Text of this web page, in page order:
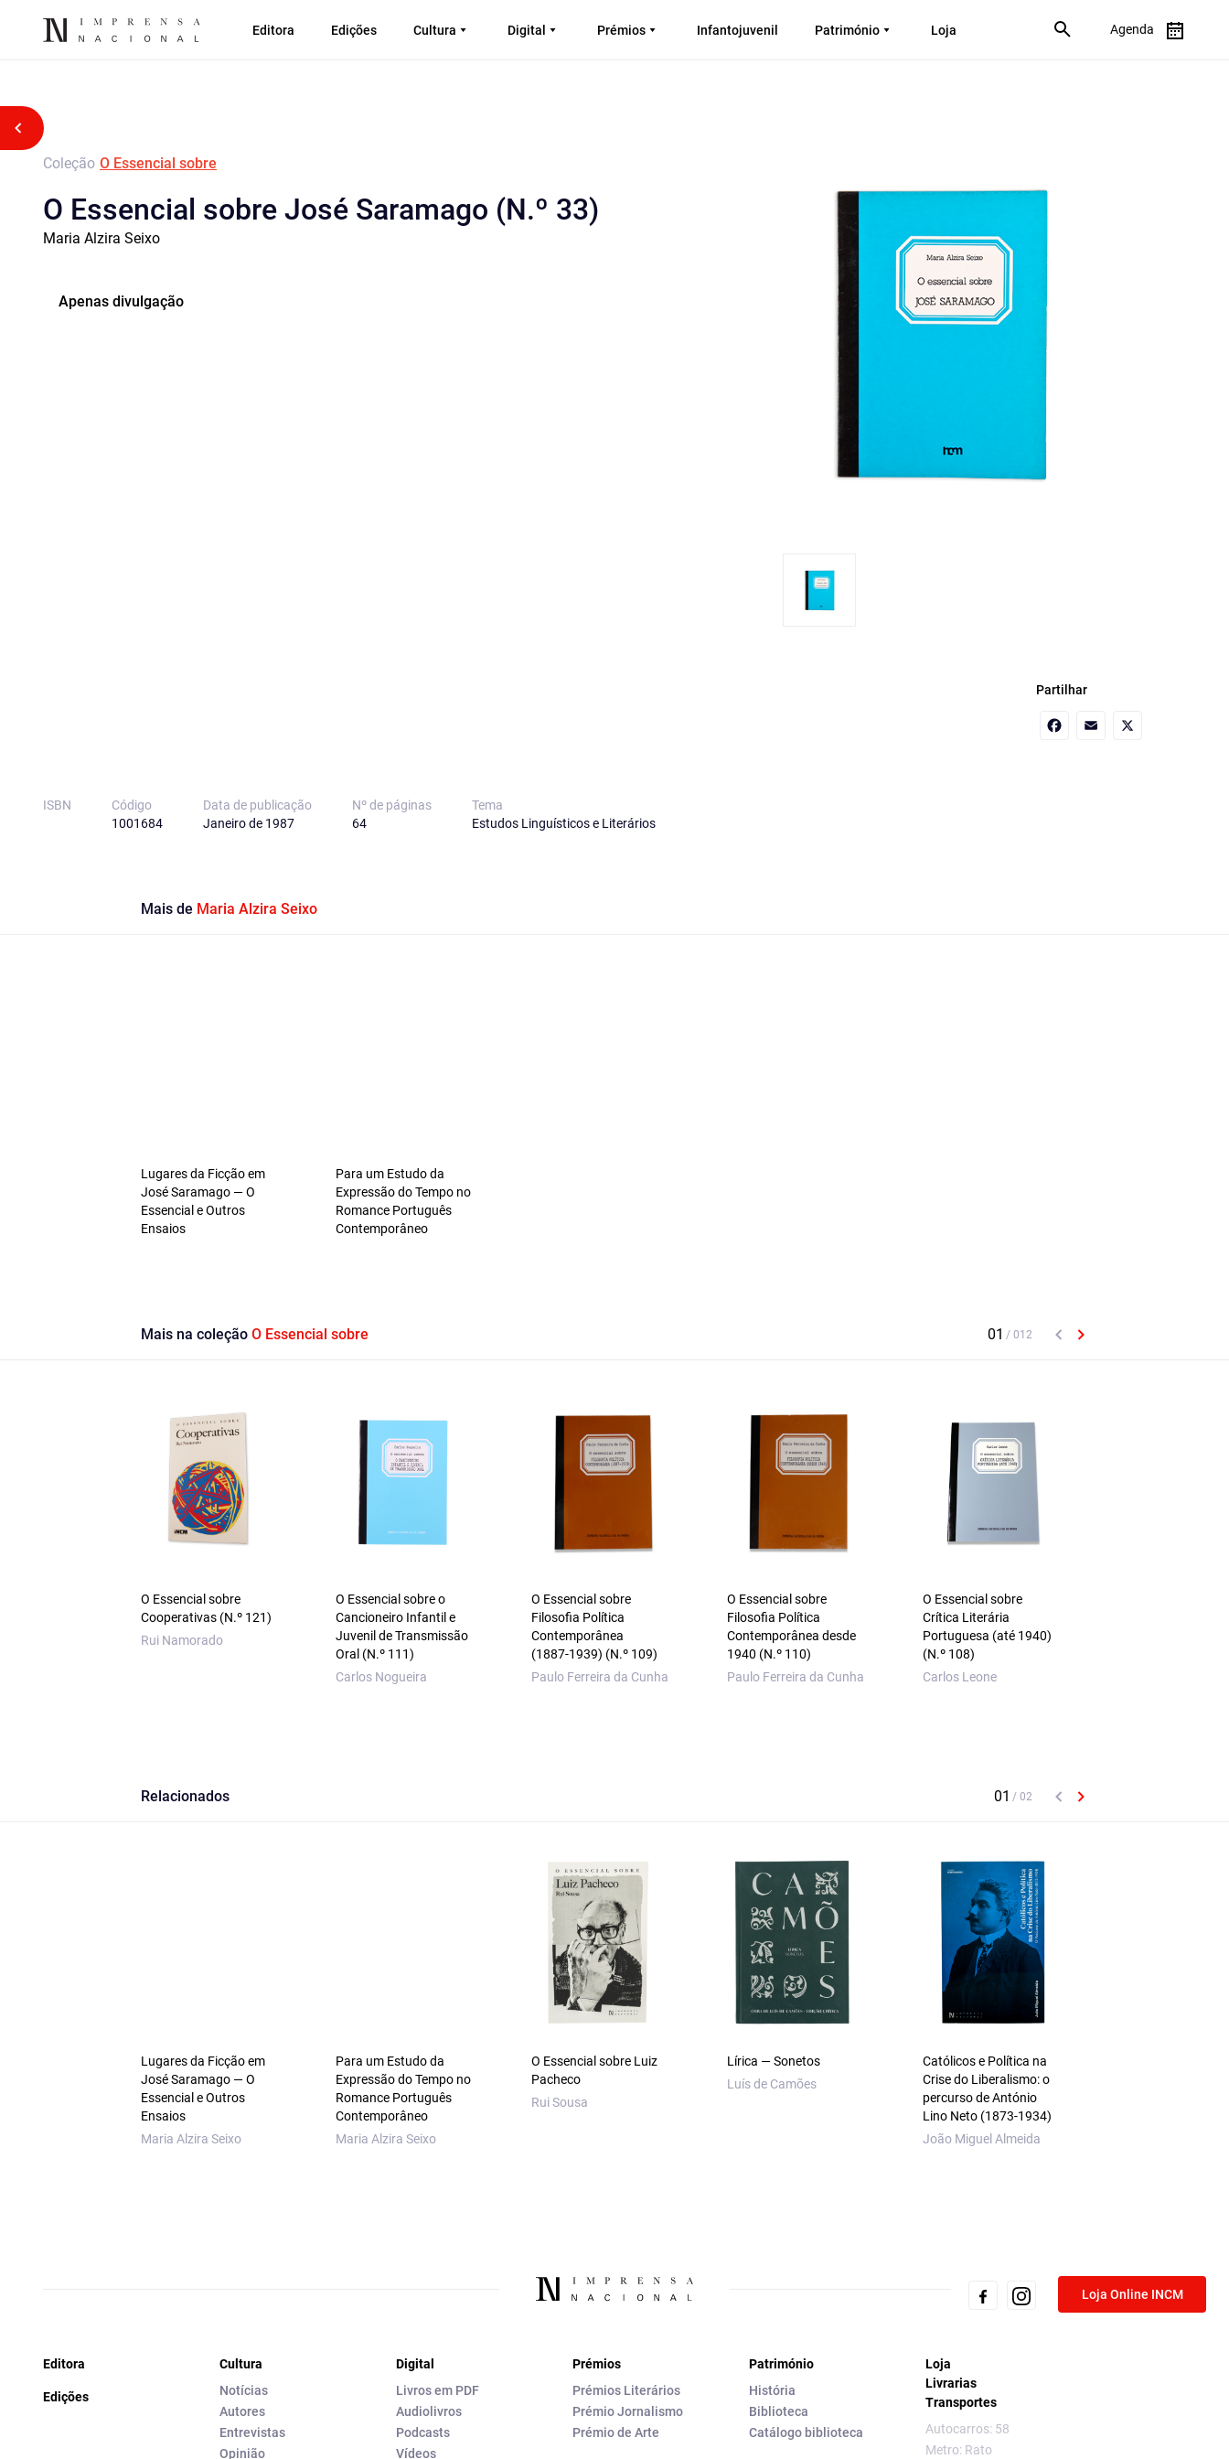
Editora Edições Cultura Digital Prémios Infantojuvenil Património Loja Agenda
Voltar atrás
Coleção O Essencial sobre
O Essencial sobre José Saramago (N.º 33)
Maria Alzira Seixo
Apenas divulgação
Partilhar
ISBN
Código
1001684
Data de publicação
Janeiro de 1987
Nº de páginas
64
Tema
Estudos Linguísticos e Literários
Mais de Maria Alzira Seixo
Lugares da Ficção em
José Saramago — O
Essencial e Outros
Ensaios
Para um Estudo da
Expressão do Tempo no
Romance Português
Contemporâneo
Mais na coleção O Essencial sobre
O Essencial sobre
Cooperativas (N.º 121)
Rui Namorado
O Essencial sobre o
Cancioneiro Infantil e
Juvenil de Transmissão
Oral (N.º 111)
Carlos Nogueira
O Essencial sobre
Filosofia Política
Contemporânea
(1887‑1939) (N.º 109)
Paulo Ferreira da Cunha
O Essencial sobre
Filosofia Política
Contemporânea desde
1940 (N.º 110)
Paulo Ferreira da Cunha
O Essencial sobre
Crítica Literária
Portuguesa (até 1940)
(N.º 108)
Carlos Leone
Relacionados
Lugares da Ficção em
José Saramago — O
Essencial e Outros
Ensaios
Maria Alzira Seixo
Para um Estudo da
Expressão do Tempo no
Romance Português
Contemporâneo
Maria Alzira Seixo
O Essencial sobre Luiz
Pacheco
Rui Sousa
Lírica — Sonetos
Luís de Camões
Católicos e Política na
Crise do Liberalismo: o
percurso de António
Lino Neto (1873‑1934)
João Miguel Almeida
Loja Online INCM
Editora
Edições
Cultura
Notícias
Autores
Entrevistas
Opinião
Digital
Livros em PDF
Audiolivros
Podcasts
Vídeos
Prémios
Prémios Literários
Prémio Jornalismo
Prémio de Arte
Património
História
Biblioteca
Catálogo biblioteca
Loja
Livrarias
Transportes
Autocarros: 58
Metro: Rato